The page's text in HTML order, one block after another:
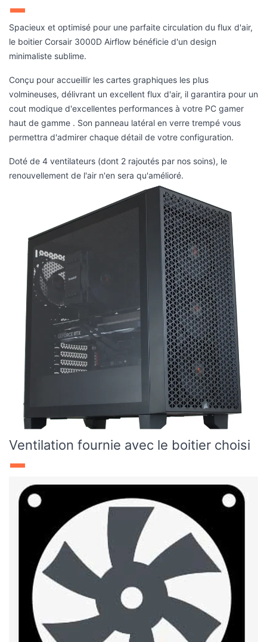
Conçu pour accueillir les cartes graphiques les plus
volmineuses, délivrant un excellent flux d'air, il garantira pour un
cout modique d'excellentes performances à votre PC gamer
permettra d'admirer chaque détail de votre configuration.
Doté de 4 ventilateurs (dont 2 rajoutés par nos soins), le
renouvellement de l'air n'en sera qu'amélioré.
Ventilation fournie avec le boitier choisi